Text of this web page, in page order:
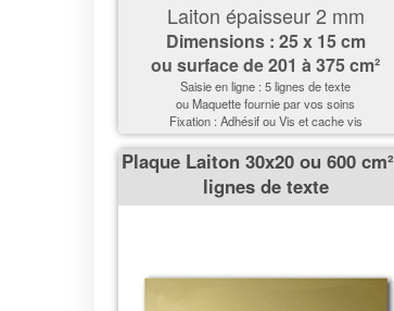
Laiton épaisseur 2 mm
Dimensions : 25 x 15 cm
ou surface de201 à 375 cm²
Saisie en ligne : 5 lignes de texte
ou Maquette fournie par vos soins
Fixation : Adhésif ou Vis et cache vis
Plaque Laiton 30x20 ou 600
lignes de texte